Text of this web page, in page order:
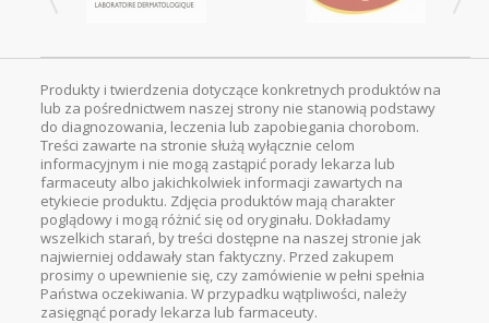
Produkty i twierdzenia dotyczące konkretnych produktów na
lub za pośrednictwem naszej strony nie stanowią podstawy
do diagnozowania, leczenia lub zapobiegania chorobom.
Treści zawarte na stronie służą wyłącznie celom
informacyjnym i nie mogą zastąpić porady lekarza lub
farmaceuty albo jakichkolwiek informacji zawartych na
etykiecie produktu. Zdjęcia produktów mają charakter
poglądowy i mogą różnić się od oryginału. Dokładamy
wszelkich starań, by treści dostępne na naszej stronie jak
najwierniej oddawały stan faktyczny. Przed zakupem
prosimy o upewnienie się, czy zamówienie w pełni spełnia
Państwa oczekiwania. W przypadku wątpliwości, należy
zasięgnąć porady lekarza lub farmaceuty.